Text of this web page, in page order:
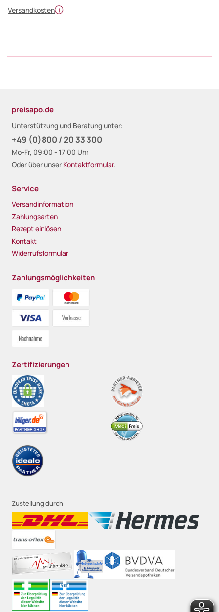
Versandkosten
preisapo.de
Unterstützung und Beratung unter:
+49 (0)800 / 20 33 300
Mo-Fr, 09:00 - 17:00 Uhr
Oder über unser Kontaktformular.
Service
Versandinformation
Zahlungsarten
Rezept einlösen
Kontakt
Widerrufsformular
Zahlungsmöglichkeiten
Zertifizierungen
Zustellung durch